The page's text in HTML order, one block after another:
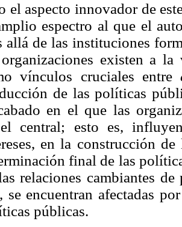
el aspecto innovador de
espectro al que el
allá de las instituciones
existen a
vínculos cruciales entre
de las políticas
en el que las
central; esto es,
en la construcción
final de las
relaciones cambiantes
se encuentran afectadas
públicas.